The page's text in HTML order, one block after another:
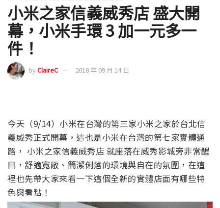
小米之家信義威秀店 盛大開
幕，小米手環 3 加一元多一
件！
byClaireC 2018 年 09 月 14 日
今天（9/14）小米在台灣的第三家小米之家於台北信
義威秀正式開幕，這也是小米在台灣的第七家實體通
路， 小米之家信義威秀店 就座落在威秀影城旁非常醒
目，舒適寬敞、簡潔俐落的環境與自在的氛圍，在這
裡也先帶大家來看一下這個全新的實體店面有哪些特
色與看點！